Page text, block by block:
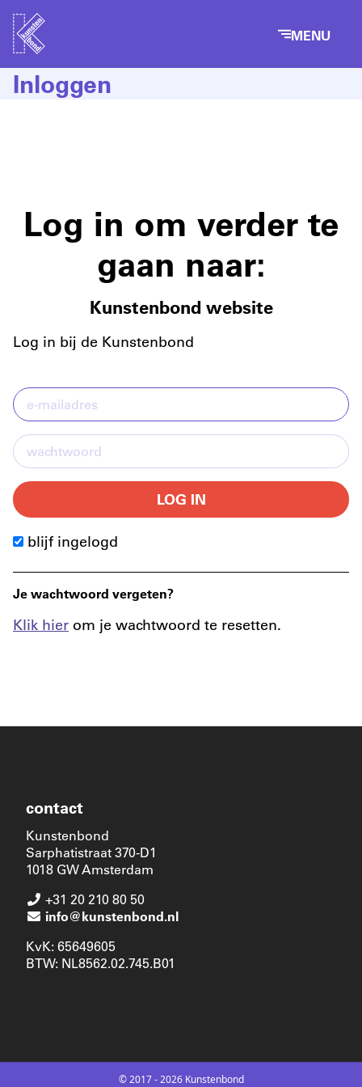
MENU
Inloggen
Log in om verder te
gaan naar:
Kunstenbond website
Log in bij de Kunstenbond
LOG IN
blijf ingelogd
Je wachtwoord vergeten?
Klik hier om je wachtwoord te resetten.
contact
Kunstenbond
Sarphatistraat 370-D1
1018 GW Amsterdam
+31 20 210 80 50
info@kunstenbond.nl
KvK: 65649605
BTW: NL8562.02.745.B01
© 2017 - 2026 Kunstenbond